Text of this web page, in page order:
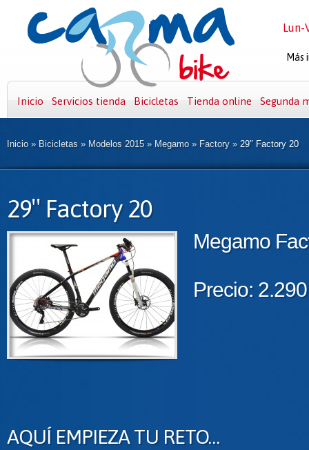
Inicio Servicios tienda Bicicletas Tienda online Segunda
Inicio » Bicicletas » Modelos 2015 » Megamo » Factory » 29″ Factory 20
29″ Factory 20
Megamo
Precio:
AQUÍ EMPIEZA TU RETO…
Lun-
Más